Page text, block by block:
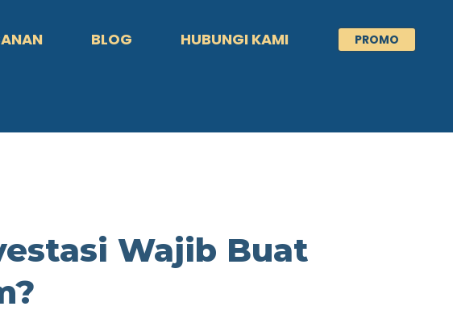
BLOG HUBUNGI KAMI PROMO
Wajib Buat